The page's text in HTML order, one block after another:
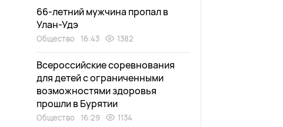
66-летний мужчина пропал в
Улан-Удэ
Общество 16:43 1382
Всероссийские соревнования
для детей с ограниченными
возможностями здоровья
прошли в Бурятии
Общество 16:29 1134